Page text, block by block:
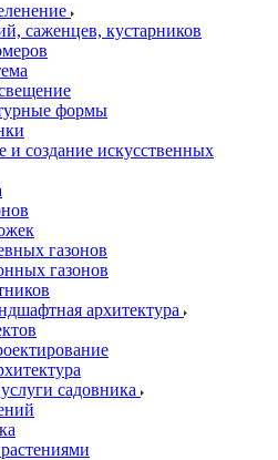
саженцев, кустарников
формы
и создание искусственных
газонов
газонов
архитектура
садовника